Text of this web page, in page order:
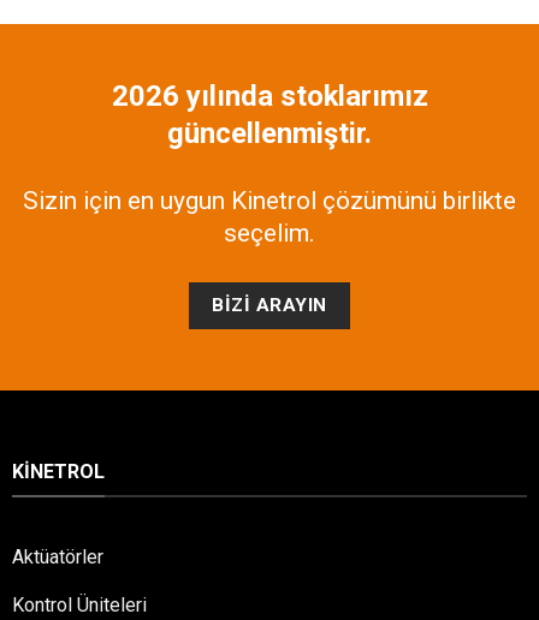
2026 yılında stoklarımız
güncellenmiştir.
Sizin için en uygun Kinetrol çözümünü birlikte
seçelim.
BIZI ARAYIN
KINETROL
Aktüatörler
Kontrol Üniteleri